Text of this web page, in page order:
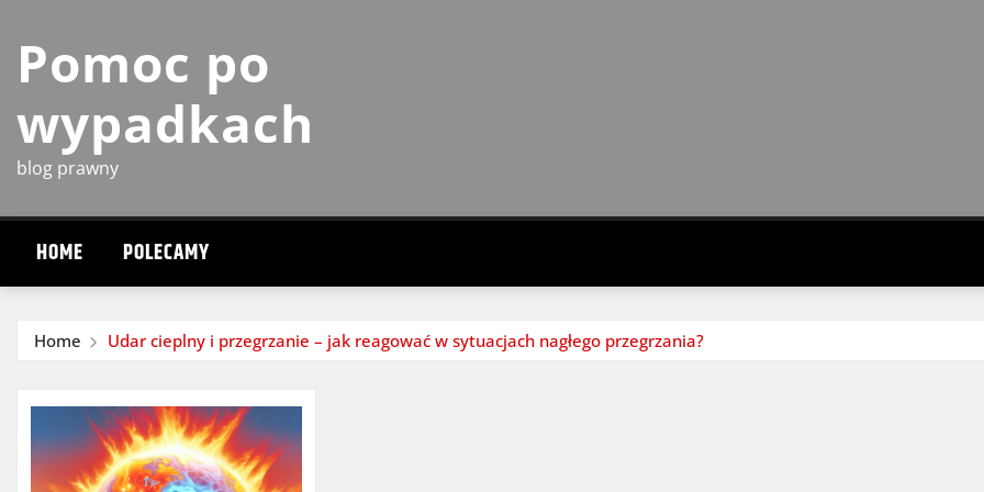
content
Pomoc po
wypadkach
blog prawny
HOME POLECAMY
Home Udar cieplny i przegrzanie – jak reagować w sytuacjach nagłego przegrzania?